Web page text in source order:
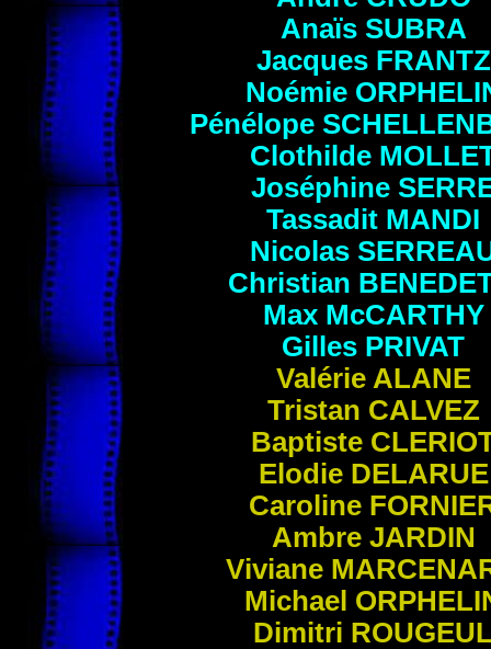
Anaïs SUBRA
Jacques FRANTZ
Noémie
Pénélope
Clothilde
Joséphine
Tassadit MANDI
Nicolas
Christian
Max McCARTHY
Gilles PRIVAT
Valérie ALANE
Tristan CALVEZ
Baptiste
Elodie DELARUE
Caroline
Ambre JARDIN
Viviane
Michael
Dimitri